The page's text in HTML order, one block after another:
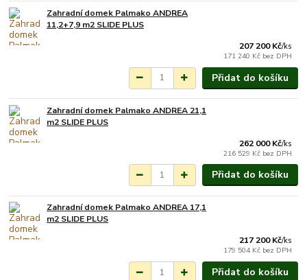
Zahradní domek Palmako ANDREA
11,2+7,9 m2 SLIDE PLUS
207 200 Kč/ks
171 240 Kč bez DPH
Přidat do košíku
Zahradní domek Palmako ANDREA 21,1
m2 SLIDE PLUS
262 000 Kč/ks
216 529 Kč bez DPH
Přidat do košíku
Zahradní domek Palmako ANDREA 17,1
m2 SLIDE PLUS
217 200 Kč/ks
179 504 Kč bez DPH
Přidat do košíku